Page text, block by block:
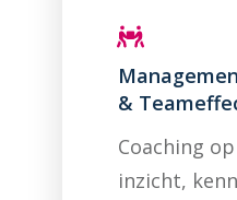
&
Coaching
inzicht,